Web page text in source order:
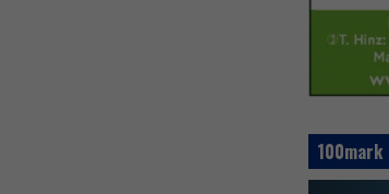
100mark